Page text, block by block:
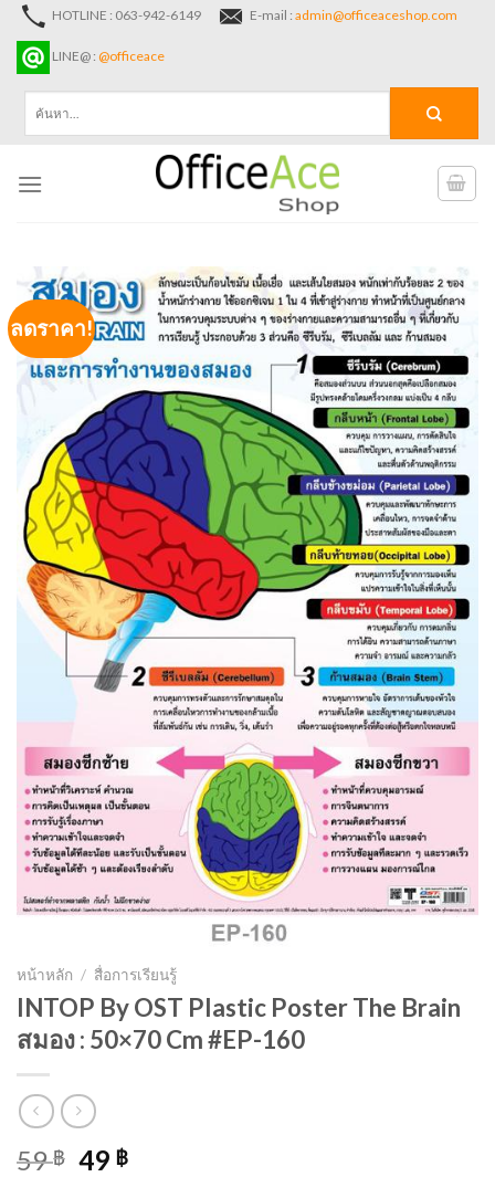
Skip
content
HOTLINE : 063-942-6149 E-mail : admin@officeaceshop.com
LINE@ : @officeace
ลดราคา!
หน้าหลัก / สื่อการเรียนรู้
INTOP By OST Plastic Poster The Brain
สมอง : 50×70 Cm #EP-160
59฿ 49 ฿